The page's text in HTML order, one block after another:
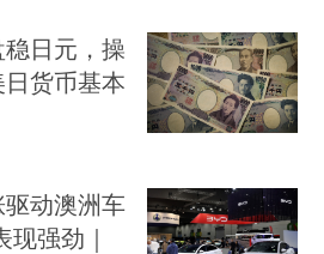
索城市美学实践的科学路径，
现代化典范城区全面赋能。
日元，操
货币基本
动澳洲车
强劲｜